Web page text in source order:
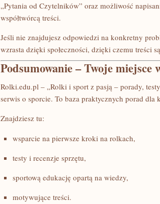
„Pytania od Czytelników” oraz możliwość
współtwórcą treści.
Jeśli nie znajdujesz odpowiedzi na konkretny
wzrasta dzięki społeczności, dzięki czemu treści
Podsumowanie – Twoje
Rolki.edu.pl – „Rolki i sport z pasją – porady,
serwis o sporcie. To baza praktycznych porad
Znajdziesz tu:
wsparcie na pierwsze kroki na rolkach,
testy i recenzje sprzętu,
sportową edukację opartą na wiedzy,
motywujące treści.